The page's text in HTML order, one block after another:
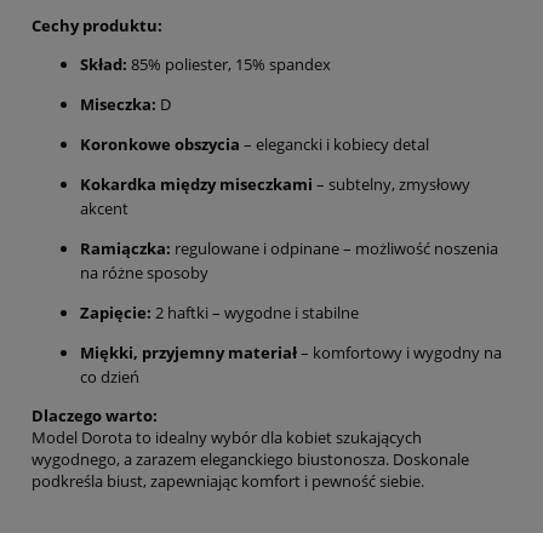
Cechy produktu:
Skład: 85% poliester, 15% spandex
Miseczka: D
Koronkowe obszycia – elegancki i kobiecy detal
Kokardka między miseczkami – subtelny, zmysłowy
akcent
Ramiączka: regulowane i odpinane – możliwość noszenia
na różne sposoby
Zapięcie: 2 haftki – wygodne i stabilne
Miękki, przyjemny materiał– komfortowy i wygodny na
co dzień
Dlaczego warto:
Model Dorota to idealny wybór dla kobiet szukających
wygodnego, a zarazem eleganckiego biustonosza. Doskonale
podkreśla biust, zapewniając komfort i pewność siebie.